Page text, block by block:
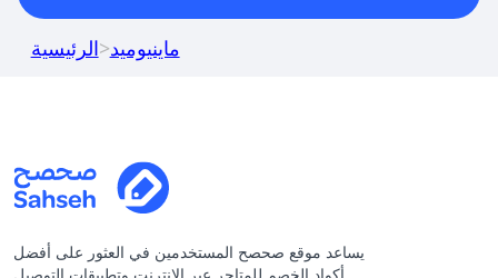
الرئيسية>ماينيوميد
يساعد موقع صحصح المستخدمين في العثور على أفضل